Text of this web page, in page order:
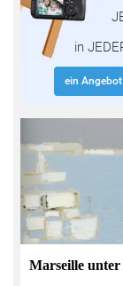
in
ein
Marseille unter